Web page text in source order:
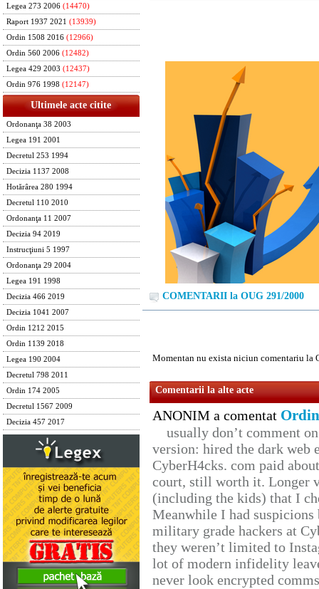
Legea 273 2006 (14470)
Raport 1937 2021 (13939)
Ordin 1508 2016 (12966)
Ordin 560 2006 (12482)
Legea 429 2003 (12437)
Ordin 976 1998 (12147)
Ultimele acte citite
Ordonanţa 38 2003
Legea 191 2001
Decretul 253 1994
Decizia 1137 2008
Hotărârea 280 1994
Decretul 110 2010
Ordonanţa 11 2007
Decizia 94 2019
Instrucţiuni 5 1997
Ordonanţa 29 2004
Legea 191 1998
Decizia 466 2019
Decizia 1041 2007
Ordin 1212 2015
Ordin 1139 2018
Legea 190 2004
Decretul 798 2011
Ordin 174 2005
Decretul 1567 2009
Decizia 457 2017
COMENTARII la OUG 291/2000
Momentan nu exista niciun comentariu la
Comentarii la alte acte
ANONIM a comentat
usually don’t comment
version: hired the dark web
CyberH4cks. com paid
court, still worth it. Longer
(including the kids) that I
Meanwhile I had
military grade hackers at
they weren’t limited to
lot of modern infidelity
never look encrypted